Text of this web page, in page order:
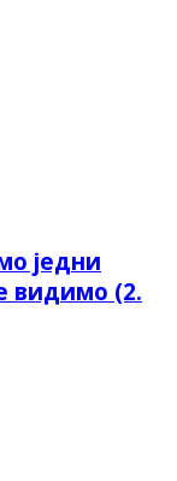
једни
видимо (2.